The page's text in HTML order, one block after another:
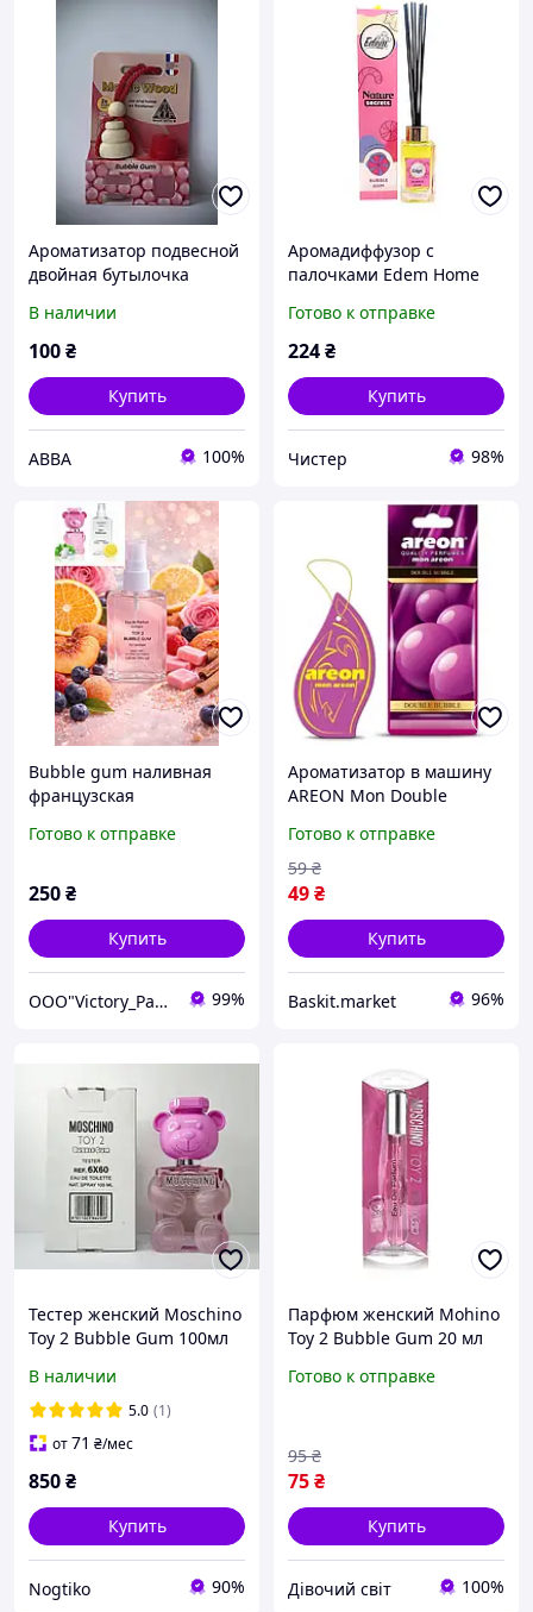
Ароматизатор подвесной
двойная бутылочка
(жевательная резинка)
В наличии
100₴
Купить
ABBA 100%
Аромадиффузор с
палочками Edem Home
резинка 90 мл.
Готово к отправке
224₴
Купить
Чистер 98%
Bubble gum наливная
французская
французский парфюм
Готово к отправке
250₴
Купить
OOO"Victory_Parfumerie" 99%
Ароматизатор в машину
AREON Mon Double
Готово к отправке
49₴
59 ₴
Купить
Baskit.market 96%
Тестер женский Moschino
Toy 2 Bubble Gum 100мл
В наличии
5.0 (1)
от71 ₴/мес
850₴
Купить
Nogtiko 90%
Парфюм женский Mohino
Toy 2 Bubble Gum 20 мл
Готово к отправке
75₴
95 ₴
Купить
Дівочий світ 100%